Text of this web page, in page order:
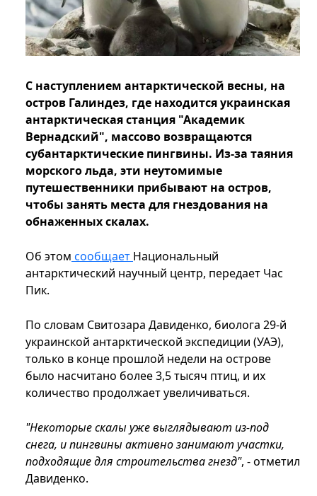
С наступлением антарктической весны, на
остров Галиндез, где находится украинская
антарктическая станция "Академик
Вернадский", массово возвращаются
субантарктические пингвины. Из-за таяния
морского льда, эти неутомимые
путешественники прибывают на остров,
чтобы занять места для гнездования на
обнаженных скалах.
Об этом сообщает Национальный
антарктический научный центр, передает Час
Пик.
По словам Свитозара Давиденко, биолога 29-й
украинской антарктической экспедиции (УАЭ),
только в конце прошлой недели на острове
было насчитано более 3,5 тысяч птиц, и их
количество продолжает увеличиваться.
"Некоторые скалы уже выглядывают из-под
снега, и пингвины активно занимают участки,
подходящие для строительства гнезд", - отметил
Давиденко.